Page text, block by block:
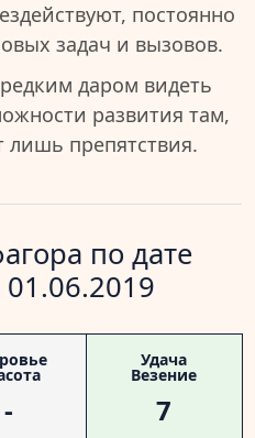
постоянно
задач и вызовов.
даром видеть
развития там,
лишь препятствия.
по дате
-
Удача
Везение
7